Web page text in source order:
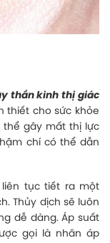
thần kinh thị giác
thiết cho sức khỏe
thể gây mất thị lực
chí có thể dẫn
liên tục tiết ra một
Thủy dịch sẽ luôn
dễ dàng. Áp suất
gọi là nhãn áp